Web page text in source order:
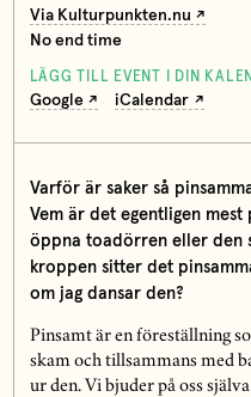
Via Kulturpunkten.nu
No end time
LÄGG TILL EVENT I DIN
Google iCalendar
Varför är saker så
Vem är det egentligen
öppna toadörren eller den
kroppen sitter det
om jag dansar den?
Pinsamt är en föreställning
skam och tillsammans med
ur den. Vi bjuder på oss